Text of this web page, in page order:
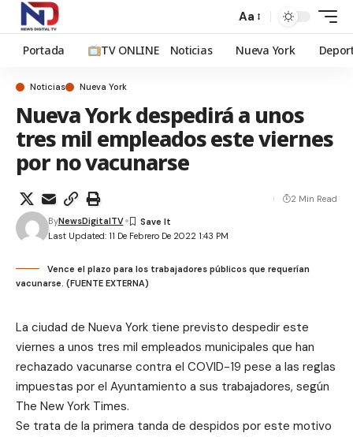
Aa
Portada TV ONLINE Noticias Nueva York
Noticias Nueva York
Nueva York despedirá a unos
tres mil empleados este viernes
por no vacunarse
Last Updated: 11 De Febrero De 2022 1:43 PM
ByNewsDigitalTV
2 Min Read
Vence el plazo para los trabajadores públicos que requerían
vacunarse. (FUENTE EXTERNA)
La ciudad de Nueva York tiene previsto despedir este
viernes a unos tres mil empleados municipales que han
rechazado vacunarse contra el COVID-19 pese a las reglas
impuestas por el Ayuntamiento a sus trabajadores, según
The New York Times.
Se trata de la primera tanda de despidos por este motivo